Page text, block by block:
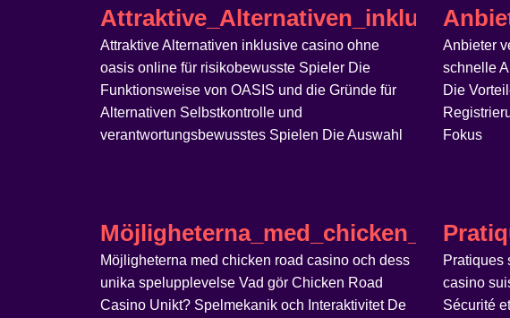
Attraktive Alternativen inklusive casino ohne
oasis online für risikobewusste Spieler Die
Funktionsweise von OASIS und die Gründe für
Alternativen Selbstkontrolle und
verantwortungsbewusstes Spielen Die Auswahl
Anbieter
schnelle
Die
Fokus
Möjligheterna med chicken road casino och dess
unika spelupplevelse Vad gör Chicken Road
Casino Unikt? Spelmekanik och Interaktivitet De
Pratiques
casino
Sécurité